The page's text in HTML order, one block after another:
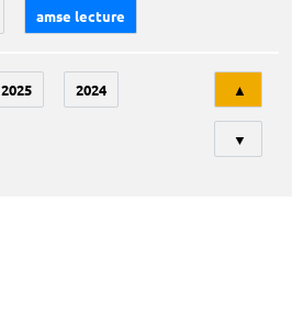
amse lecture
2025 2024 ▲
▼